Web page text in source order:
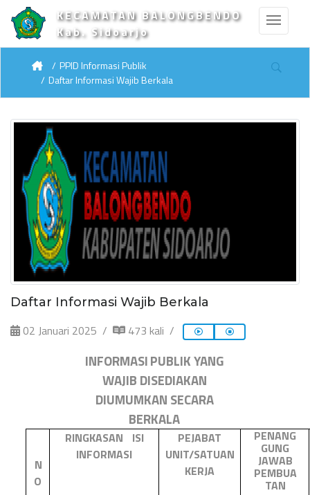
KECAMATAN BALONGBENDO
Kab. Sidoarjo
PPID Informasi Publik
Daftar Informasi Wajib Berkala
Daftar Informasi Wajib Berkala
02 Januari 2025 473 kali
INFORMASIPUBLIKYANG
WAJIB DISEDIAKAN
DIUMUMKAN SECARA
BERKALA
N
O
RINGKASAN
ISI
INFORMASI
PEJABAT
UNIT/SATUAN
KERJA
PENANG
GUNG
JAWAB
PEMBUA
TAN